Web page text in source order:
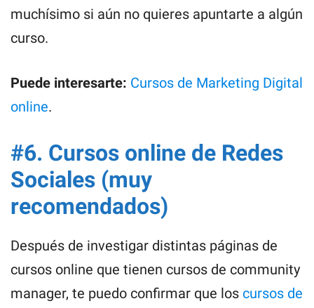
muchísimo si aún no quieres apuntarte a algún
curso.
Puede interesarte: Cursos de Marketing Digital
online.
#6. Cursos online de Redes
Sociales (muy
recomendados)
Después de investigar distintas páginas de
cursos online que tienen cursos de community
manager, te puedo confirmar que los cursos de